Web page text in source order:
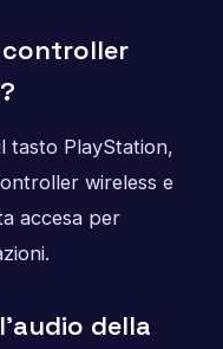
controller
tasto PlayStation,
wireless e
accesa per
della